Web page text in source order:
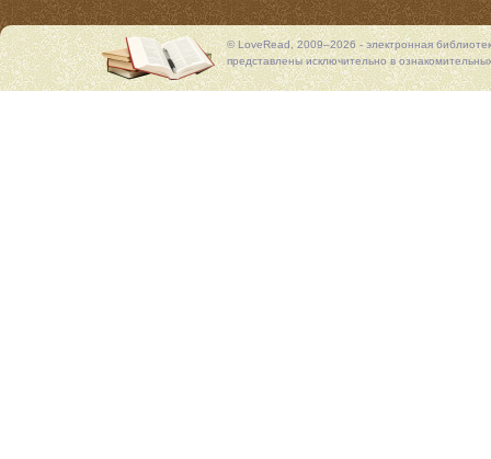
© LoveRead, 2009–2026 - электронная
представлены исключительно в